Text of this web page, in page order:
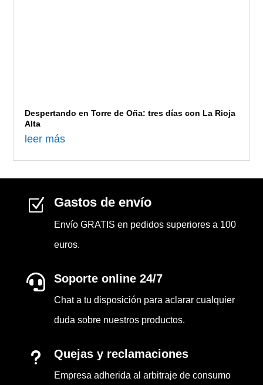
Despertando en Torre de Oña: tres días con La Rioja
Alta
leer más
Z Gastos de envío
Envío GRATIS en pedidos superiores a 100
euros.
 Soporte online 24/7
Chat a tu disposición para aclarar cualquier
duda sobre nuestros productos.
u Quejas y reclamaciones
Empresa adherida al arbitraje de consumo